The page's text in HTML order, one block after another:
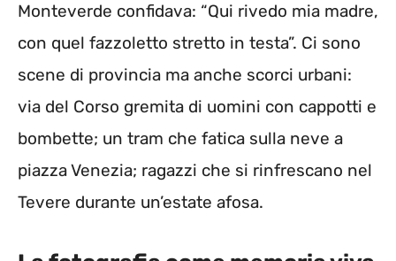
Monteverde confidava: “Qui rivedo mia madre,
con quel fazzoletto stretto in testa”. Ci sono
scene di provincia ma anche scorci urbani:
via del Corso gremita di uomini con cappotti e
bombette; un tram che fatica sulla neve a
piazza Venezia; ragazzi che si rinfrescano nel
Tevere durante un’estate afosa.